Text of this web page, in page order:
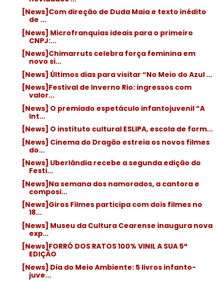
[News]Com direção de Duda Maia e texto inédito
de ...
[News] Microfranquias ideais para o primeiro
CNPJ:...
[News]Chimarruts celebra força feminina em
novo si...
[News] Últimos dias para visitar “No Meio do Azul ...
[News]Festival de Inverno Rio: ingressos com
valor...
[News] O premiado espetáculo infantojuvenil “A
Int...
[News] O instituto cultural ESLIPA, escola de form...
[News] Cinema do Dragão estreia os novos filmes
do...
[News] Uberlândia recebe a segunda edição do
Festi...
[News]Na semana dos namorados, a cantora e
composi...
[News]Giros Filmes participa com dois filmes no
18...
[News] Museu da Cultura Cearense inaugura nova
exp...
[News]FORRÓ DOS RATOS 100% VINIL A SUA 5ª
EDIÇÃO
[News] Dia do Meio Ambiente: 5 livros infanto-
juve...